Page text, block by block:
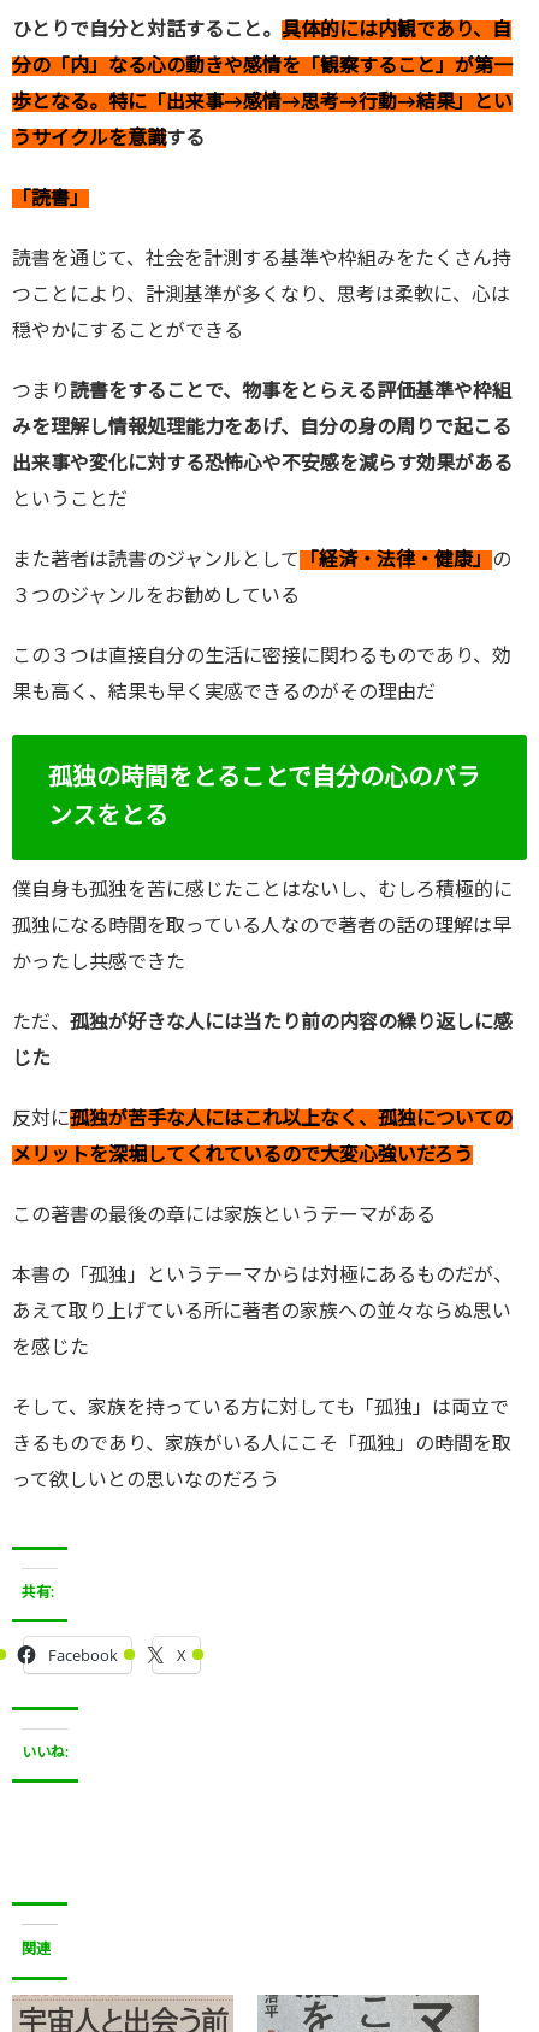
ひとりで自分と対話すること。 具体的には内観であり、自
分の「内」なる心の動きや感情を「観察すること」が第一
歩となる。特に「出来事→感情→思考→行動→結果」とい
うサイクルを意識する
「読書」
読書を通じて、社会を計測する基準や枠組みをたくさん持
つことにより、計測基準が多くなり、思考は柔軟に、心は
穏やかにすることができる
つまり読書をすることで、物事をとらえる評価基準や枠組
みを理解し情報処理能力をあげ、自分の身の周りで起こる
出来事や変化に対する恐怖心や不安感を減らす効果がある
ということだ
また著者は読書のジャンルとして 「経済・法律・健康」 の
３つのジャンルをお勧めしている
この３つは直接自分の生活に密接に関わるものであり、効
果も高く、結果も早く実感できるのがその理由だ
孤独の時間をとることで自分の心のバラ
ンスをとる
僕自身も孤独を苦に感じたことはないし、むしろ積極的に
孤独になる時間を取っている人なので著者の話の理解は早
かったし共感できた
ただ、 孤独が好きな人には当たり前の内容の繰り返しに感
じた
反対に孤独が苦手な人にはこれ以上なく、孤独についての
メリットを深堀してくれているので大変心強いだろう
この著書の最後の章には家族というテーマがある
本書の「孤独」というテーマからは対極にあるものだが、
あえて取り上げている所に著者の家族への並々ならぬ思い
を感じた
そして、家族を持っている方に対しても「孤独」は両立で
きるものであり、家族がいる人にこそ「孤独」の時間を取
って欲しいとの思いなのだろう
共有:
Facebook X
いいね:
関連